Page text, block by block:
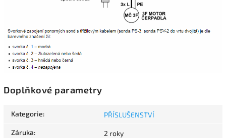
Doplňkové parametry
Kategorie: PŘÍSLUŠENSTVÍ
Záruka: 2 roky